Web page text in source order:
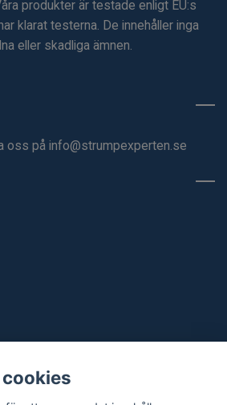
produkter är testade enligt EU:s
klarat testerna. De innehåller inga
eller skadliga ämnen.
oss på info@strumpexperten.se